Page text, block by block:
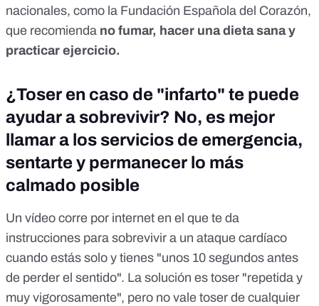
nacionales, como la Fundación Española del Corazón,
que recomienda no fumar, hacer una dieta sana y
practicar ejercicio.
¿Toser en caso de "infarto" te puede
ayudar a sobrevivir? No, es mejor
llamar a los servicios de emergencia,
sentarte y permanecer lo más
calmado posible
Un vídeo corre por internet en el que te da
instrucciones para sobrevivir a un ataque cardíaco
cuando estás solo y tienes "unos 10 segundos antes
de perder el sentido". La solución es toser "repetida y
muy vigorosamente", pero no vale toser de cualquier